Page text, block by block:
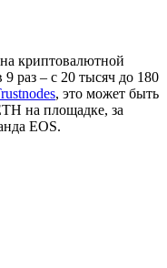
криптовалютной
раз – с 20 тысяч до 180
, это может быть
на площадке, за
EOS.